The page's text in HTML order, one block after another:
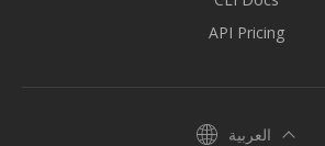
API Pricing
العربية